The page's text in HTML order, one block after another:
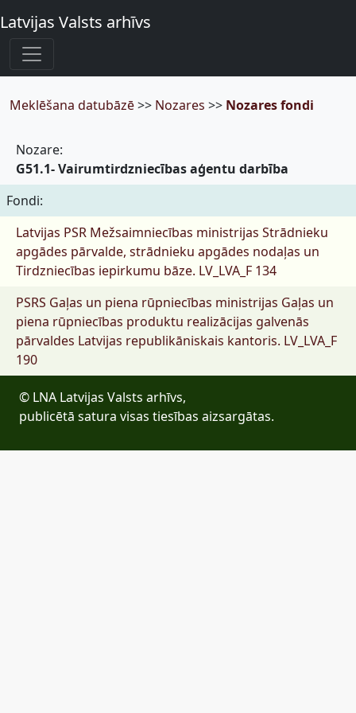
Latvijas Valsts arhīvs
Meklēšana datubāzē>> Nozares >> Nozares fondi
Nozare:
G51.1- Vairumtirdzniecības aģentu darbība
Fondi:
Latvijas PSR Mežsaimniecības ministrijas Strādnieku
apgādes pārvalde, strādnieku apgādes nodaļas un
Tirdzniecības iepirkumu bāze. LV_LVA_F 134
PSRS Gaļas un piena rūpniecības ministrijas Gaļas un
piena rūpniecības produktu realizācijas galvenās
pārvaldes Latvijas republikāniskais kantoris. LV_LVA_F
190
© LNA Latvijas Valsts arhīvs,
publicētā satura visas tiesības aizsargātas.